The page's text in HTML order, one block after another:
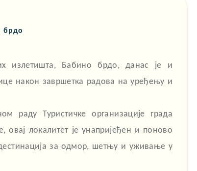
брдо
излетишта, Бабино брдо, данас је и
након завршетка радова на уређењу и
раду Туристичке организације града
овај локалитет је унапријеђен и поново
за одмор, шетњу и уживање у